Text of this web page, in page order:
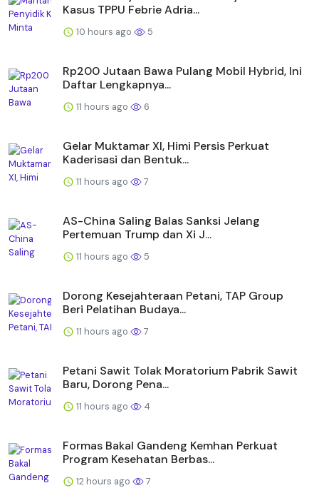
Kasus TPPU Febrie Adria...
10 hours ago 5
Rp200 Jutaan Bawa Pulang Mobil Hybrid, Ini
Daftar Lengkapnya...
11 hours ago 6
Gelar Muktamar XI, Himi Persis Perkuat
Kaderisasi dan Bentuk...
11 hours ago 7
AS-China Saling Balas Sanksi Jelang
Pertemuan Trump dan Xi J...
11 hours ago 5
Dorong Kesejahteraan Petani, TAP Group
Beri Pelatihan Budaya...
11 hours ago 7
Petani Sawit Tolak Moratorium Pabrik Sawit
Baru, Dorong Pena...
11 hours ago 4
Formas Bakal Gandeng Kemhan Perkuat
Program Kesehatan Berbas...
12 hours ago 7